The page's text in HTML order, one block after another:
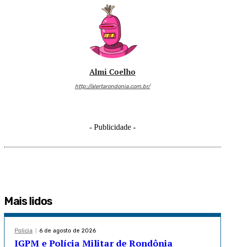
Almi Coelho
http://alertarondonia.com.br/
- Publicidade -
Mais lidos
Policia 6 de agosto de 2026
IGPM e Polícia Militar de Rondônia